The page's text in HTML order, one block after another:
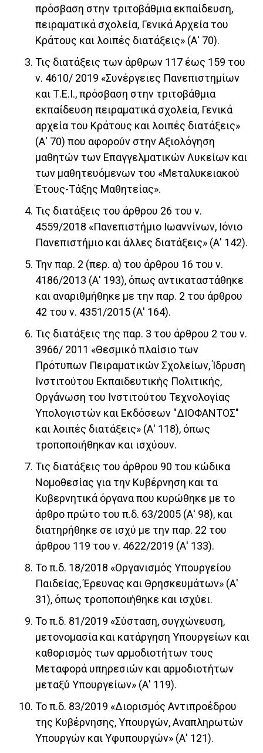
πρόσβαση στην τριτοβάθμια εκπαίδευση,
πειραματικά σχολεία, Γενικά Αρχεία του
Κράτους και λοιπές διατάξεις» (Α' 70).
Τις διατάξεις των άρθρων 117 έως 159 του
ν. 4610/ 2019 «Συνέργειες Πανεπιστημίων
και Τ.Ε.Ι., πρόσβαση στην τριτοβάθμια
εκπαίδευση πειραματικά σχολεία, Γενικά
αρχεία του Κράτους και λοιπές διατάξεις»
(Α' 70) που αφορούν στην Αξιολόγηση
μαθητών των Επαγγελματικών Λυκείων και
των μαθητευόμενων του «Μεταλυκειακού
Έτους-Τάξης Μαθητείας».
Τις διατάξεις του άρθρου 26 του ν.
4559/2018 «Πανεπιστήμιο Ιωαννίνων, Ιόνιο
Πανεπιστήμιο και άλλες διατάξεις» (Α' 142).
Την παρ. 2 (περ. α) του άρθρου 16 του ν.
4186/2013 (Α' 193), όπως αντικαταστάθηκε
και αναριθμήθηκε με την παρ. 2 του άρθρου
42 του ν. 4351/2015 (Α' 164).
Τις διατάξεις της παρ. 3 του άρθρου 2 του ν.
3966/ 2011 «Θεσμικό πλαίσιο των
Πρότυπων Πειραματικών Σχολείων, Ίδρυση
Ινστιτούτου Εκπαιδευτικής Πολιτικής,
Οργάνωση του Ινστιτούτου Τεχνολογίας
Υπολογιστών και Εκδόσεων "ΔΙΟΦΑΝΤΟΣ"
και λοιπές διατάξεις» (Α' 118), όπως
τροποποιήθηκαν και ισχύουν.
Τις διατάξεις του άρθρου 90 του κώδικα
Νομοθεσίας για την Κυβέρνηση και τα
Κυβερνητικά όργανα που κυρώθηκε με το
άρθρο πρώτο του π.δ. 63/2005 (Α' 98), και
διατηρήθηκε σε ισχύ με την παρ. 22 του
άρθρου 119 του ν. 4622/2019 (Α' 133).
Το π.δ. 18/2018 «Οργανισμός Υπουργείου
Παιδείας, Έρευνας και Θρησκευμάτων» (Α'
31), όπως τροποποιήθηκε και ισχύει.
Το π.δ. 81/2019 «Σύσταση, συγχώνευση,
μετονομασία και κατάργηση Υπουργείων και
καθορισμός των αρμοδιοτήτων τους
Μεταφορά υπηρεσιών και αρμοδιοτήτων
μεταξύ Υπουργείων» (Α' 119).
Το π.δ. 83/2019 «Διορισμός Αντιπροέδρου
της Κυβέρνησης, Υπουργών, Αναπληρωτών
Υπουργών και Υφυπουργών» (Α' 121).